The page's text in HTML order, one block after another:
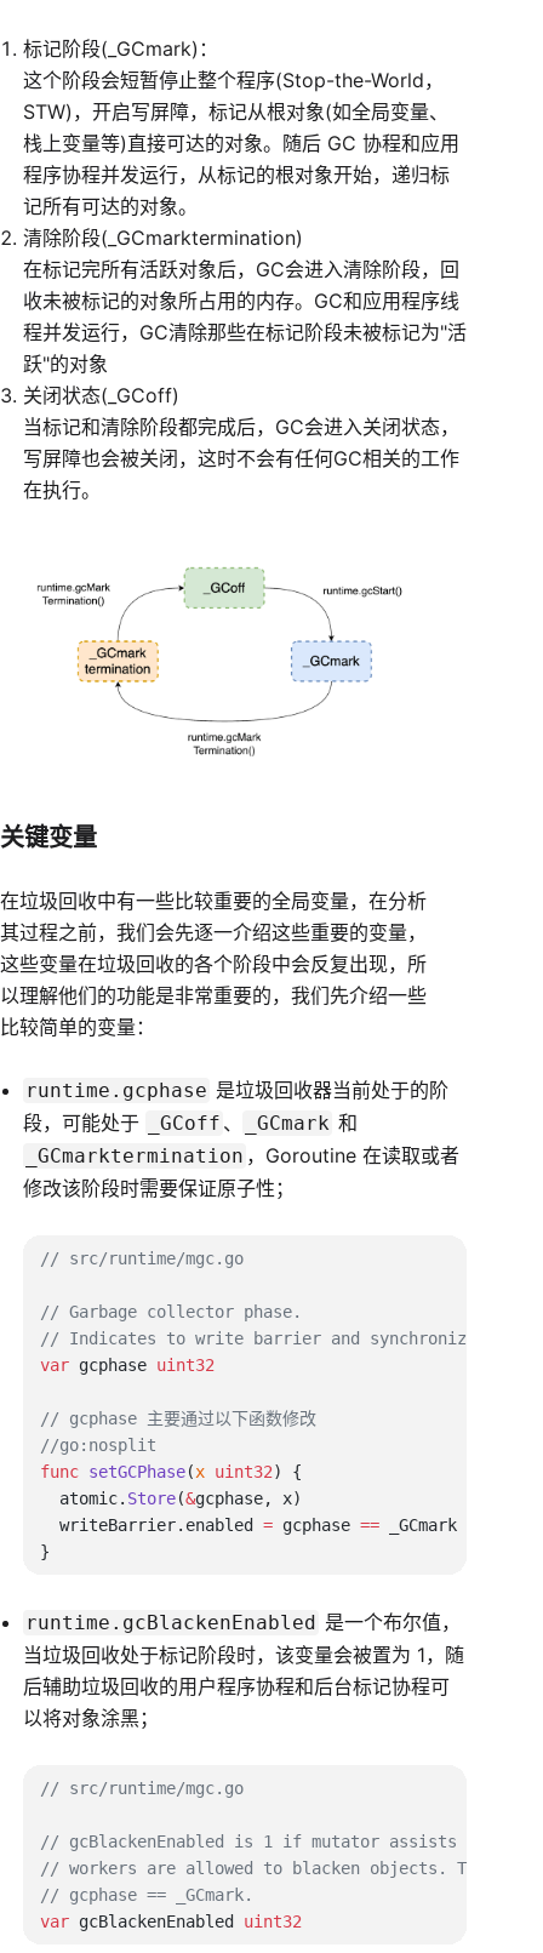
标记阶段(_GCmark)：
这个阶段会短暂停止整个程序(Stop-the-World，
STW)，开启写屏障，标记从根对象(如全局变量、
栈上变量等)直接可达的对象。随后 GC 协程和应用
程序协程并发运行，从标记的根对象开始，递归标
记所有可达的对象。
清除阶段(_GCmarktermination)
在标记完所有活跃对象后，GC会进入清除阶段，回
收未被标记的对象所占用的内存。GC和应用程序线
程并发运行，GC清除那些在标记阶段未被标记为"活
跃"的对象
关闭状态(_GCoff)
当标记和清除阶段都完成后，GC会进入关闭状态，
写屏障也会被关闭，这时不会有任何GC相关的工作
在执行。
关键变量
在垃圾回收中有一些比较重要的全局变量，在分析
其过程之前，我们会先逐一介绍这些重要的变量，
这些变量在垃圾回收的各个阶段中会反复出现，所
以理解他们的功能是非常重要的，我们先介绍一些
比较简单的变量：
runtime.gcphase 是垃圾回收器当前处于的阶
段，可能处于
_GCoff 、 _GCmark 和
_GCmarktermination ，Goroutine 在读取或者
修改该阶段时需要保证原子性；
// src/runtime/mgc.go
var gcphase uint32
// gcphase 主要通过以下函数修改
func setGCPhase(x uint32
  atomic.
Store(&
  writeBarrier.enabled
= gcphase == _GCmark
runtime.gcBlackenEnabled 是一个布尔值，
当垃圾回收处于标记阶段时，该变量会被置为 1，随
后辅助垃圾回收的用户程序协程和后台标记协程可
以将对象涂黑；
// src/runtime/mgc.go
var gcBlackenEnabled uint32